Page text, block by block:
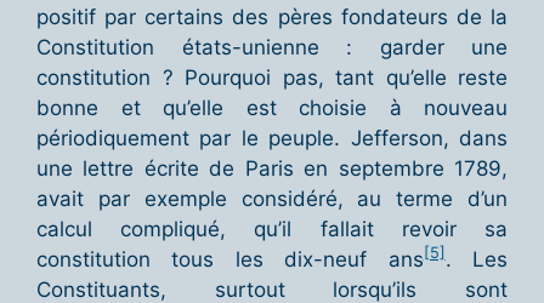
positif par certains des pères fondateurs de la
Constitution états-unienne : garder une
constitution ? Pourquoi pas, tant qu’elle reste
bonne et qu’elle est choisie à nouveau
périodiquement par le peuple. Jefferson, dans
une lettre écrite de Paris en septembre 1789,
avait par exemple considéré, au terme d’un
calcul compliqué, qu’il fallait revoir sa
constitution tous les dix-neuf ans[5]. Les
Constituants, surtout lorsqu’ils sont